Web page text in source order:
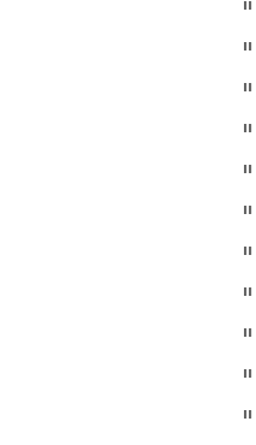
"
"
"
"
"
"
"
"
"
"
"